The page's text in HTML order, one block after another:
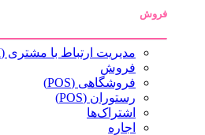
فروش
مدیریت ارتباط با مشتری (CRM)
فروش
فروشگاهی (POS)
رستوران (POS)
اشتراک‌ها
اجاره